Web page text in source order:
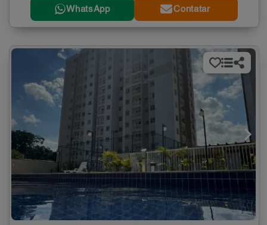
WhatsApp Contatar